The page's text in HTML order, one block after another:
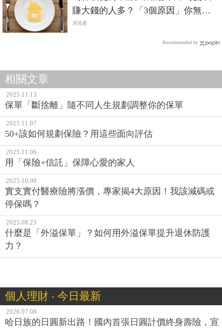
賺大錢的人多？「3個原因」你無法
否認
房地產
Recommended by
相關文章
2025.11.13
保單「斷捨離」隨不同人生規劃調整你的保單
2025.11.07
50+該如何規劃保險？用這些面向評估
2025.11.06
用「保險+信託」保障心愛的家人
2025.10.09
實支實付醫療險將漲價，專家揭4大原因！我該減碼或
停保嗎？
2025.08.25
什麼是「外溢保單」？如何用外溢保單提升退休防護
力？
個人理財 ‧ 今日最新
2026.07.08
哈日族的日圓新出路！國內首張日圓計價終身壽險，宣